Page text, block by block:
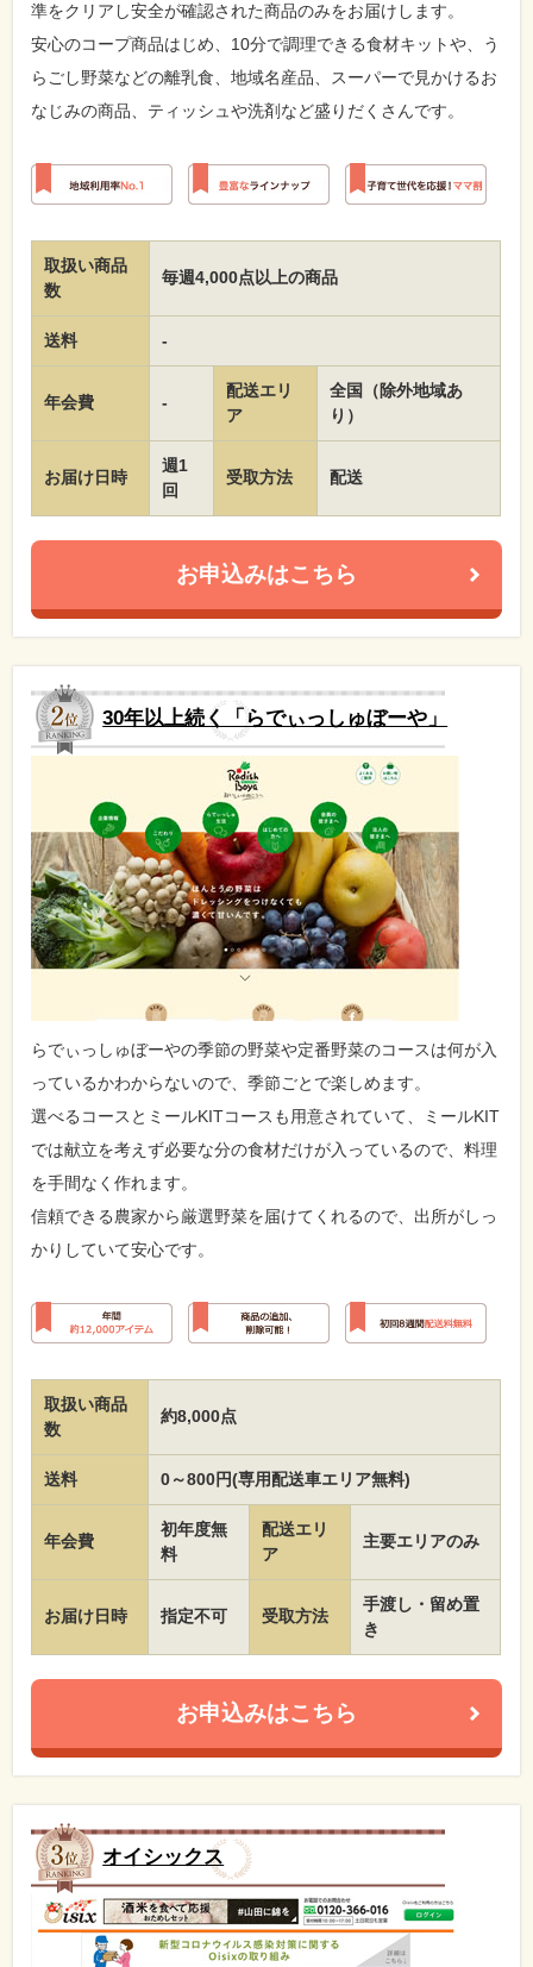
準をクリアし安全が確認された商品のみをお届けします。
安心のコープ商品はじめ、10分で調理できる食材キットや、う
らごし野菜などの離乳食、地域名産品、スーパーで見かけるお
なじみの商品、ティッシュや洗剤など盛りだくさんです。
取扱い商品
数
毎週4,000点以上の商品
送料 -
年会費 -
配送エリ
ア
全国（除外地域あ
り）
お届け日時
週1
回
受取方法 配送
お申込みはこちら
30年以上続く「らでぃっしゅぼーや」
らでぃっしゅぼーやの季節の野菜や定番野菜のコースは何が入
っているかわからないので、季節ごとで楽しめます。
選べるコースとミールKITコースも用意されていて、ミールKIT
では献立を考えず必要な分の食材だけが入っているので、料理
を手間なく作れます。
信頼できる農家から厳選野菜を届けてくれるので、出所がしっ
かりしていて安心です。
取扱い商品
数
約8,000点
送料 0～800円(専用配送車エリア無料)
年会費
初年度無
料
配送エリ
ア
主要エリアのみ
お届け日時 指定不可 受取方法
手渡し・留め置
き
お申込みはこちら
オイシックス